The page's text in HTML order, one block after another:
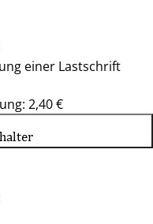
einer Lastschrift
2,40 €